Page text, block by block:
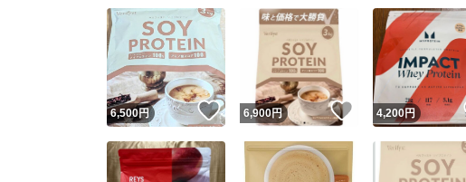
6,500円 いいね！
6,900円 いいね！
4,200円